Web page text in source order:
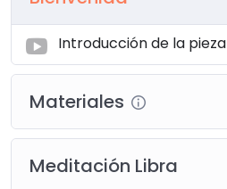
Introducción de la pieza
Materiales
Meditación Libra